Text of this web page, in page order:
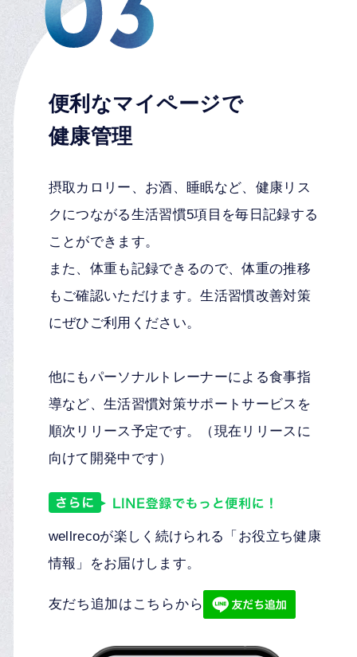
便利なマイページで
健康管理
摂取カロリー、お酒、睡眠など、健康リス
クにつながる生活習慣5項目を毎日記録する
ことができます。
また、体重も記録できるので、体重の推移
もご確認いただけます。生活習慣改善対策
にぜひご利用ください。
他にもパーソナルトレーナーによる食事指
導など、生活習慣対策サポートサービスを
順次リリース予定です。（現在リリースに
向けて開発中です）
wellrecoが楽しく続けられる「お役立ち健康
情報」をお届けします。
友だち追加はこちらから